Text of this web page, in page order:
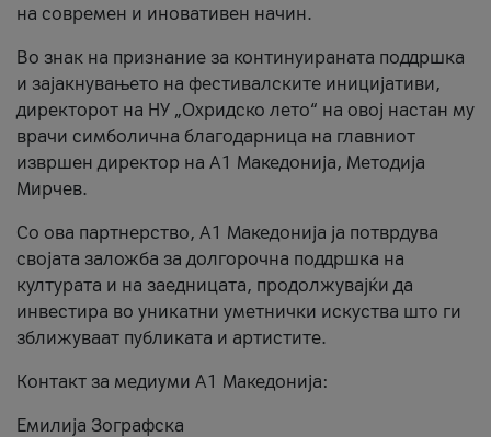
на современ и иновативен начин.
Во знак на признание за континуираната поддршка
и зајакнувањето на фестивалските иницијативи,
директорот на НУ „Охридско лето“ на овој настан му
врачи симболична благодарница на главниот
извршен директор на A1 Македонија, Методија
Мирчев.
Со ова партнерство, A1 Македонија ја потврдува
својата заложба за долгорочна поддршка на
културата и на заедницата, продолжувајќи да
инвестира во уникатни уметнички искуства што ги
зближуваат публиката и артистите.
Контакт за медиуми А1 Македонија:
Емилија Зографска